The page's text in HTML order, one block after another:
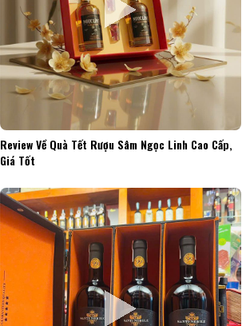
Review Về Quà Tết Rượu Sâm Ngọc Linh Cao Cấp,
Giá Tốt